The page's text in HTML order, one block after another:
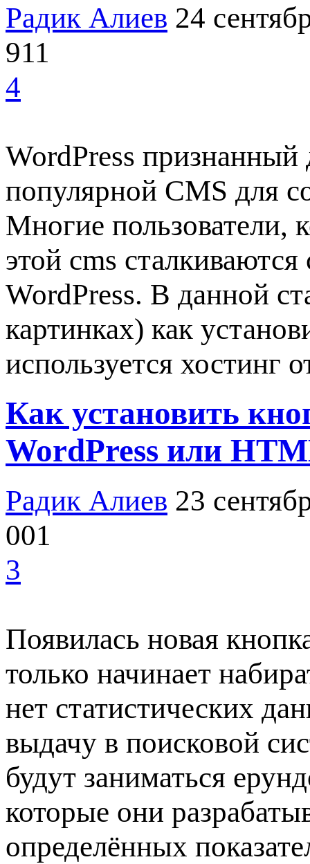
Радик Алиев 24
911
4
WordPress признанный
популярной CMS для
Многие пользователи,
этой cms
WordPress. В данной
картинках) как
используется хостинг
Как установить
WordPress или
Радик Алиев 23
001
3
Появилась новая
только начинает
нет статистических
выдачу в поисковой
будут заниматься
которые они
определённых